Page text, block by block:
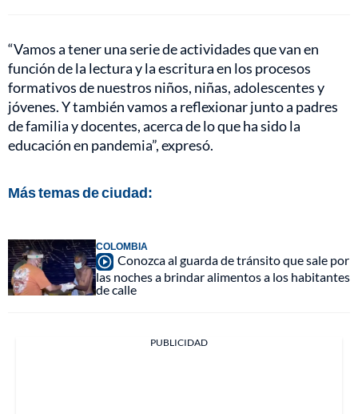
“Vamos a tener una serie de actividades que van en
función de la lectura y la escritura en los procesos
formativos de nuestros niños, niñas, adolescentes y
jóvenes. Y también vamos a reflexionar junto a padres
de familia y docentes, acerca de lo que ha sido la
educación en pandemia”, expresó.
Más temas de ciudad:
COLOMBIA
Conozca al guarda de tránsito que sale por
las noches a brindar alimentos a los habitantes
de calle
PUBLICIDAD